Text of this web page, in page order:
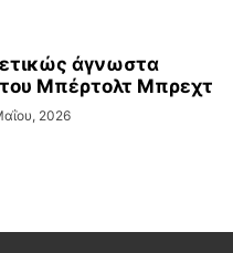
άγνωστα
Μπέρτολτ Μπρεχτ
2026